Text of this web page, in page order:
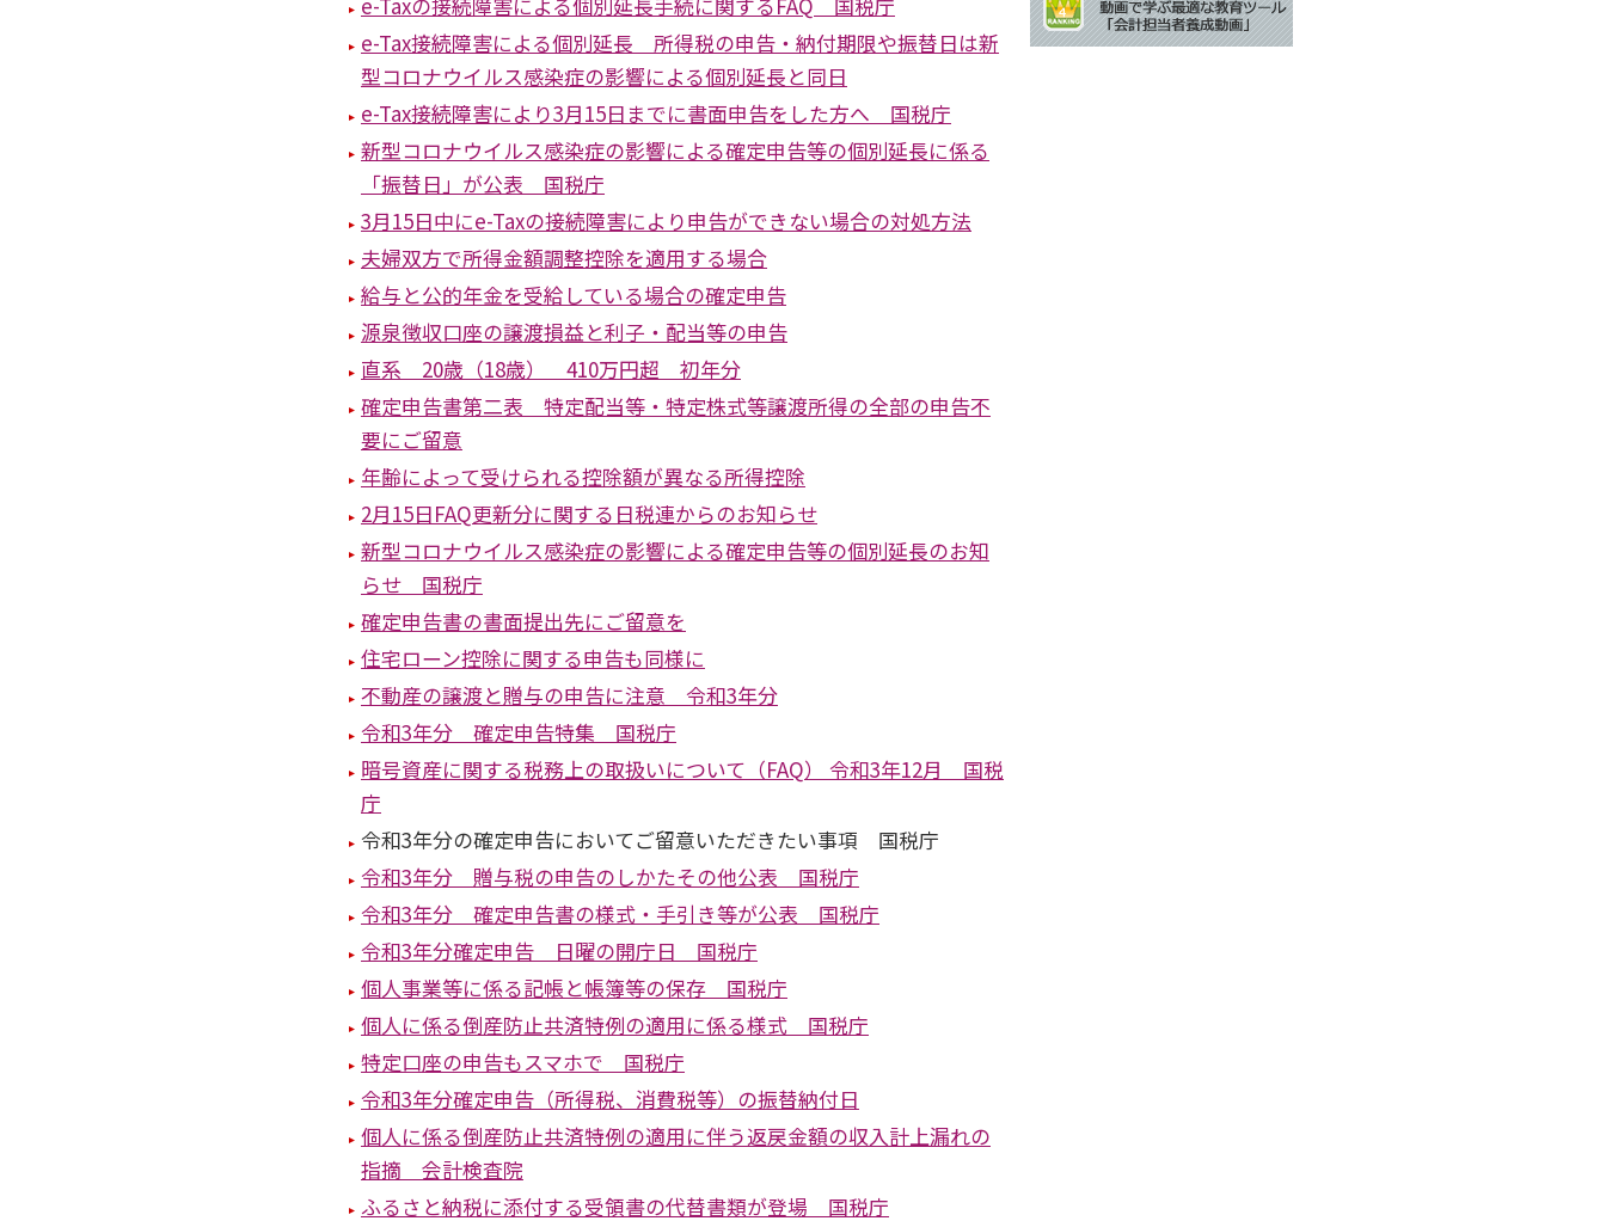
e-Tax接続障害による個別延長 所得税の申告・納付期限や振替日は新
型コロナウイルス感染症の影響による個別延長と同日
e-Tax接続障害により3月15日までに書面申告をした方へ 国税庁
新型コロナウイルス感染症の影響による確定申告等の個別延長に係る
「振替日」が公表 国税庁
3月15日中にe-Taxの接続障害により申告ができない場合の対処方法
夫婦双方で所得金額調整控除を適用する場合
給与と公的年金を受給している場合の確定申告
源泉徴収口座の譲渡損益と利子・配当等の申告
直系 20歳（18歳） 410万円超 初年分
確定申告書第二表 特定配当等・特定株式等譲渡所得の全部の申告不
要にご留意
年齢によって受けられる控除額が異なる所得控除
2月15日FAQ更新分に関する日税連からのお知らせ
新型コロナウイルス感染症の影響による確定申告等の個別延長のお知
らせ 国税庁
確定申告書の書面提出先にご留意を
住宅ローン控除に関する申告も同様に
不動産の譲渡と贈与の申告に注意 令和3年分
令和3年分 確定申告特集 国税庁
暗号資産に関する税務上の取扱いについて（FAQ） 令和3年12月 国税
庁
令和3年分の確定申告においてご留意いただきたい事項 国税庁
令和3年分 贈与税の申告のしかたその他公表 国税庁
令和3年分 確定申告書の様式・手引き等が公表 国税庁
令和3年分確定申告 日曜の開庁日 国税庁
個人事業等に係る記帳と帳簿等の保存 国税庁
個人に係る倒産防止共済特例の適用に係る様式 国税庁
特定口座の申告もスマホで 国税庁
令和3年分確定申告（所得税、消費税等）の振替納付日
個人に係る倒産防止共済特例の適用に伴う返戻金額の収入計上漏れの
指摘 会計検査院
ふるさと納税に添付する受領書の代替書類が登場 国税庁